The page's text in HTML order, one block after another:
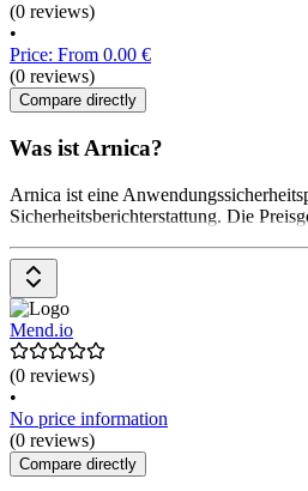
(0 reviews)
•
Price: From 0.00 €
(0 reviews)
Compare directly
Was ist Arnica?
Arnica ist eine
Sicherheitsberichterstattung. Die
Mend.io
(0 reviews)
•
No price information
(0 reviews)
Compare directly